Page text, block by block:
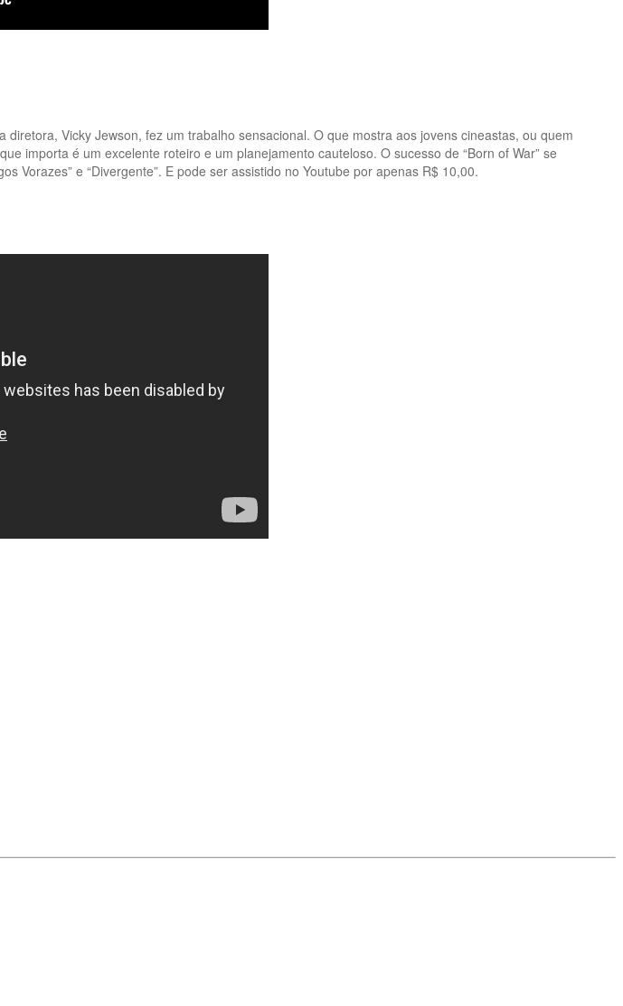
Vicky Jewson, fez um trabalho sensacional. O que mostra aos jovens cineastas, ou quem
importa é um excelente roteiro e um planejamento cauteloso. O sucesso de “Born of War” se
Vorazes” e “Divergente”. E pode ser assistido no Youtube por apenas R$ 10,00.